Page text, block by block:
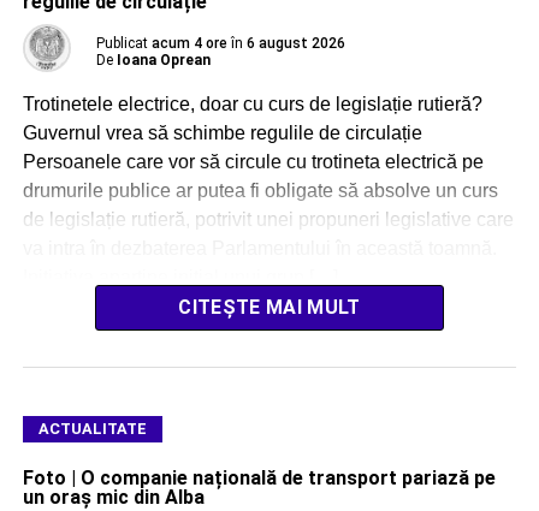
Publicat acum 4 ore în 6 august 2026
De Ioana Oprean
Trotinetele electrice, doar cu curs de legislație rutieră?
Guvernul vrea să schimbe regulile de circulație
Persoanele care vor să circule cu trotineta electrică pe
drumurile publice ar putea fi obligate să absolve un curs
de legislație rutieră, potrivit unei propuneri legislative care
CITEȘTE MAI MULT
ACTUALITATE
Foto | O companie națională de transport pariază pe
un oraș mic din Alba